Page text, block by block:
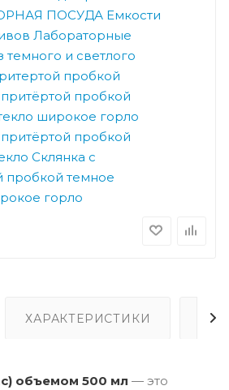
ПОСУДА Емкости
Лабораторные
темного и светлого
пробкой
пробкой
широкое горло
пробкой
Склянка с
пробкой темное
горло
ХАРАКТЕРИСТИКИ
объемом 500 мл — это